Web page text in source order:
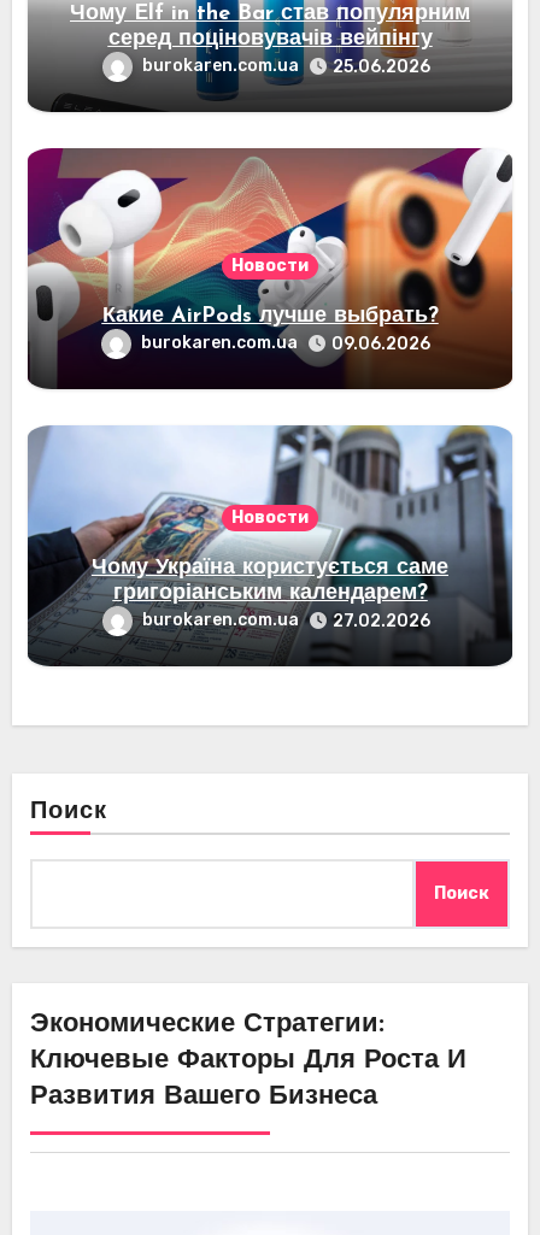
Чому Elf in the Bar став популярним
серед поціновувачів вейпінгу
burokaren.com.ua 25.06.2026
Новости
Какие AirPods лучше выбрать?
burokaren.com.ua 09.06.2026
Новости
Чому Україна користується саме
григоріанським календарем?
burokaren.com.ua 27.02.2026
Поиск
Поиск
Экономические Стратегии:
Ключевые Факторы Для Роста И
Развития Вашего Бизнеса